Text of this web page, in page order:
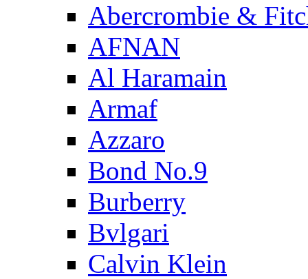
Abercrombie &
AFNAN
Al Haramain
Armaf
Azzaro
Bond No.9
Burberry
Bvlgari
Calvin Klein